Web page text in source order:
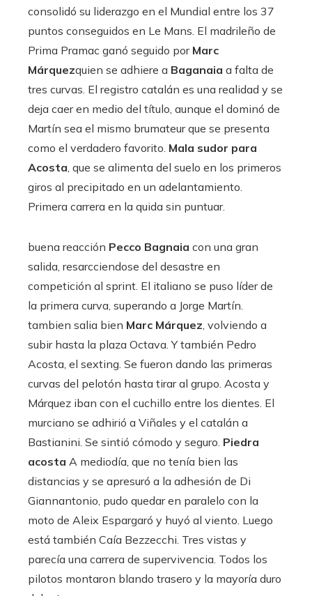
consolidó su liderazgo en el Mundial entre los 37
puntos conseguidos en Le Mans. El madrileño de
Prima Pramac ganó seguido por Marc
Márquezquien se adhiere a Baganaia a falta de
tres curvas. El registro catalán es una realidad y se
deja caer en medio del título, aunque el dominó de
Martín sea el mismo brumateur que se presenta
como el verdadero favorito. Mala sudor para
Acosta, que se alimenta del suelo en los primeros
giros al precipitado en un adelantamiento.
Primera carrera en la quida sin puntuar.
buena reacción Pecco Bagnaia con una gran
salida, resarcciendose del desastre en
competición al sprint. El italiano se puso líder de
la primera curva, superando a Jorge Martín.
tambien salia bien Marc Márquez, volviendo a
subir hasta la plaza Octava. Y también Pedro
Acosta, el sexting. Se fueron dando las primeras
curvas del pelotón hasta tirar al grupo. Acosta y
Márquez iban con el cuchillo entre los dientes. El
murciano se adhirió a Viñales y el catalán a
Bastianini. Se sintió cómodo y seguro. Piedra
acosta A mediodía, que no tenía bien las
distancias y se apresuró a la adhesión de Di
Giannantonio, pudo quedar en paralelo con la
moto de Aleix Espargaró y huyó al viento. Luego
está también Caía Bezzecchi. Tres vistas y
parecía una carrera de supervivencia. Todos los
pilotos montaron blando trasero y la mayoría duro